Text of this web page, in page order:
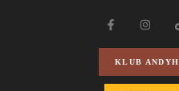
KLUB